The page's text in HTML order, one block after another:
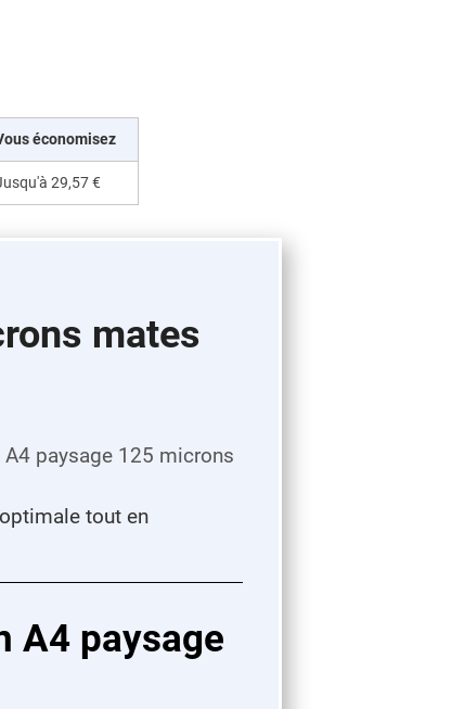
économisez
29,57 €
mates
paysage 125 microns
tout en
A4 paysage